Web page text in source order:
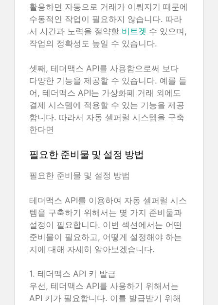
활용하면 자동으로 거래가 이뤄지기 때문에
수동적인 작업이 필요하지 않습니다. 따라
서 시간과 노력을 절약할 비트겟 수 있으며,
작업의 정확성도 높일 수 있습니다.
셋째, 테더맥스 API를 사용함으로써 보다
다양한 기능을 제공할 수 있습니다. 예를 들
어, 테더맥스 API는 가상화폐 거래 외에도
결제 시스템에 적용할 수 있는 기능을 제공
합니다. 따라서 자동 셀퍼럴 시스템을 구축
한다면
필요한 준비물 및 설정 방법
필요한 준비물 및 설정 방법
테더맥스 API를 이용하여 자동 셀퍼럴 시스
템을 구축하기 위해서는 몇 가지 준비물과
설정이 필요합니다. 이번 섹션에서는 어떤
준비물이 필요하고, 어떻게 설정해야 하는
지에 대해 자세히 알아보겠습니다.
1. 테더맥스 API 키 발급
우선, 테더맥스 API를 사용하기 위해서는
API 키가 필요합니다. 이를 발급받기 위해